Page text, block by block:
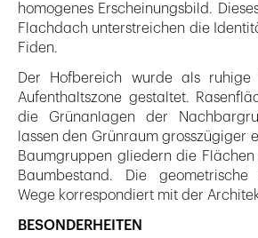
homogenes Erscheinungsbild.
Flachdach unterstreichen die
Fiden.
Der Hofbereich wurde als ruhige
Aufenthaltszone gestaltet.
die Grünanlagen der
lassen den Grünraum grosszügiger
Baumgruppen gliedern die
Baumbestand. Die
Wege korrespondiert mit der
BESONDERHEITEN